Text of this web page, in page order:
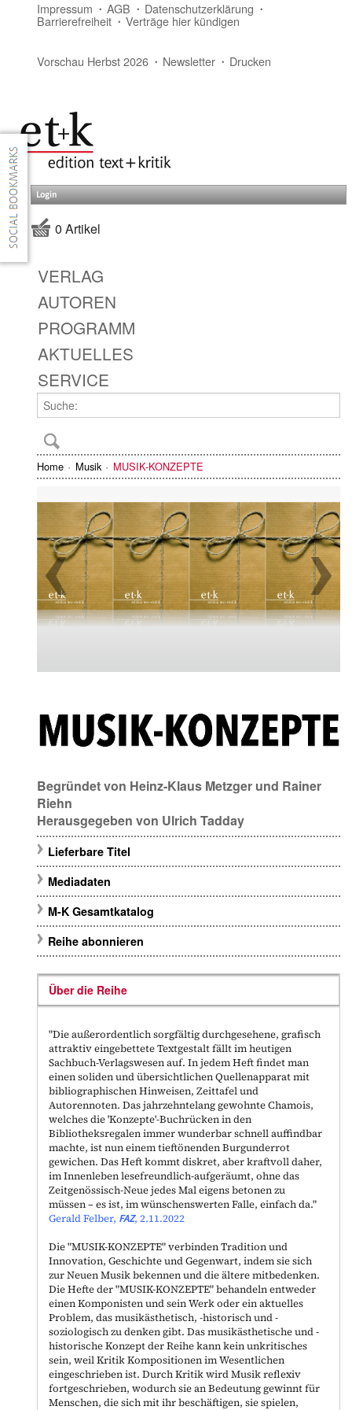
Impressum AGB Datenschutzerklärung
Barrierefreiheit Verträge hier kündigen
Vorschau Herbst 2026 Newsletter Drucken
Login
0 Artikel
VERLAG
AUTOREN
PROGRAMM
AKTUELLES
SERVICE
Home Musik MUSIK-KONZEPTE
Begründet von Heinz-Klaus Metzger und Rainer
Riehn
Herausgegeben von Ulrich Tadday
Lieferbare Titel
Mediadaten
M-K Gesamtkatalog
Reihe abonnieren
Über die Reihe
"Die außerordentlich sorgfältig durchgesehene, grafisch
attraktiv eingebettete Textgestalt fällt im heutigen
Sachbuch-Verlagswesen auf. In jedem Heft findet man
einen soliden und übersichtlichen Quellenapparat mit
bibliographischen Hinweisen, Zeittafel und
Autorennoten. Das jahrzehntelang gewohnte Chamois,
welches die 'Konzepte'-Buchrücken in den
Bibliotheksregalen immer wunderbar schnell auffindbar
machte, ist nun einem tieftönenden Burgunderrot
gewichen. Das Heft kommt diskret, aber kraftvoll daher,
im Innenleben lesefreundlich-aufgeräumt, ohne das
Zeitgenössisch-Neue jedes Mal eigens betonen zu
müssen – es ist, im wünschenswerten Falle, einfach da."
Gerald Felber, FAZ, 2.11.2022
Die "MUSIK-KONZEPTE" verbinden Tradition und
Innovation, Geschichte und Gegenwart, indem sie sich
zur Neuen Musik bekennen und die ältere mitbedenken.
Die Hefte der "MUSIK-KONZEPTE" behandeln entweder
einen Komponisten und sein Werk oder ein aktuelles
Problem, das musikästhetisch, -historisch und -
soziologisch zu denken gibt. Das musikästhetische und -
historische Konzept der Reihe kann kein unkritisches
sein, weil Kritik Kompositionen im Wesentlichen
eingeschrieben ist. Durch Kritik wird Musik reflexiv
fortgeschrieben, wodurch sie an Bedeutung gewinnt für
Menschen, die sich mit ihr beschäftigen, sie spielen,